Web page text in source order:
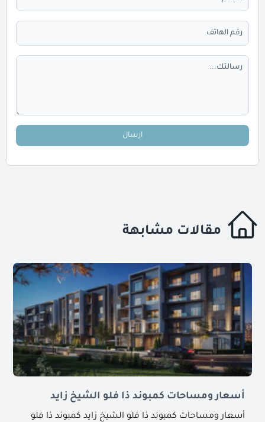
ارسال
مقالات مشابهة
أسعار ومساحات كمبوند ذا فلو الشيخ زايد
أسعار ومساحات كمبوند ذا فلو الشيخ زايد كمبوند ذا فلو